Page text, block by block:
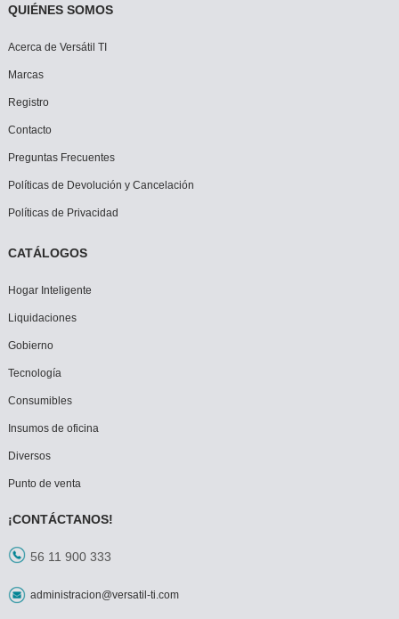
QUIÉNES SOMOS
Acerca de Versátil TI
Marcas
Registro
Contacto
Preguntas Frecuentes
Políticas de Devolución y Cancelación
Políticas de Privacidad
CATÁLOGOS
Hogar Inteligente
Liquidaciones
Gobierno
Tecnología
Consumibles
Insumos de oficina
Diversos
Punto de venta
¡CONTÁCTANOS!
56 11 900 333
administracion@versatil-ti.com